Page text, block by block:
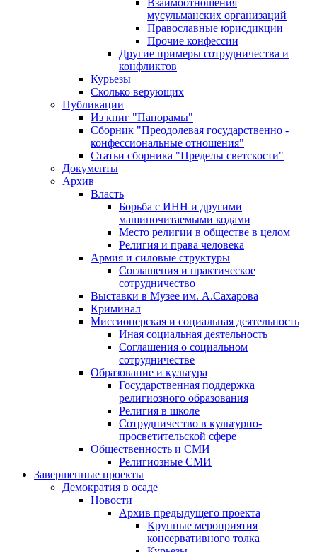
Взаимоотношения
мусульманских организаций
Православные юрисдикции
Прочие конфессии
Другие примеры сотрудничества и
конфликтов
Курьезы
Сколько верующих
Публикации
Из книг "Панорамы"
Сборник "Преодолевая государственно -
конфессиональные отношения"
Статьи сборника "Пределы светскости"
Документы
Архив
Власть
Борьба с ИНН и другими
машиночитаемыми кодами
Место религии в обществе в целом
Религия и права человека
Армия и силовые структуры
Соглашения и практическое
сотрудничество
Выставки в Музее им. А.Сахарова
Криминал
Миссионерская и социальная деятельность
Иная социальная деятельность
Соглашения о социальном
сотрудничестве
Образование и культура
Государственная поддержка
религиозного образования
Религия в школе
Сотрудничество в культурно-
просветительской сфере
Общественность и СМИ
Религиозные СМИ
Завершенные проекты
Демократия в осаде
Новости
Архив предыдущего проекта
Крупные мероприятия
консервативного толка